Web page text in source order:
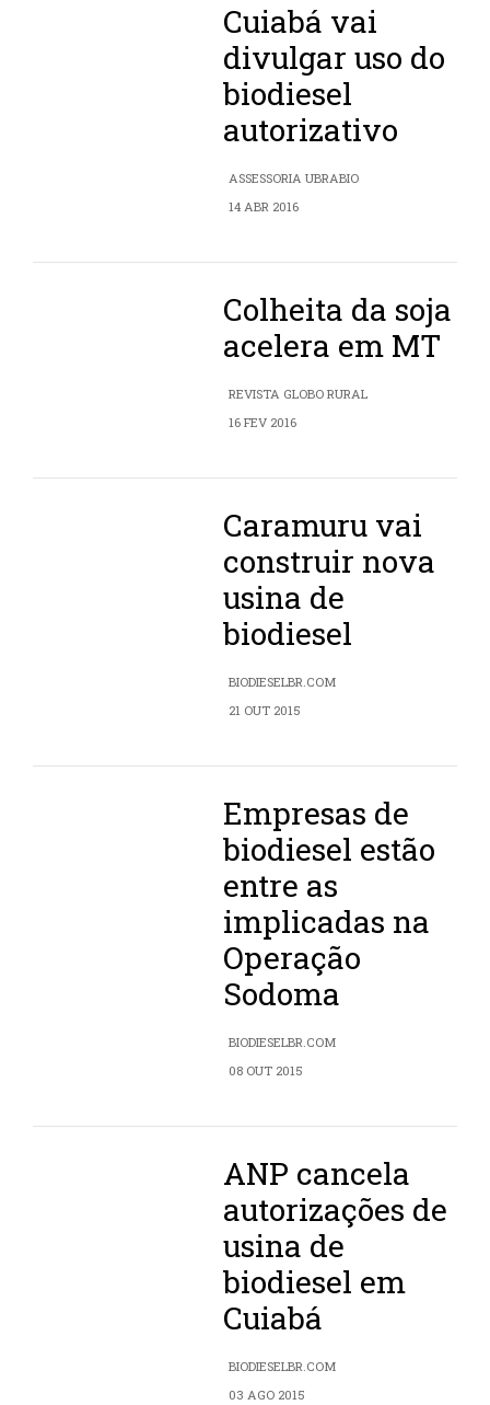
Cuiabá vai
divulgar uso do
biodiesel
autorizativo
ASSESSORIA UBRABIO
14 ABR 2016
Colheita da soja
acelera em MT
REVISTA GLOBO RURAL
16 FEV 2016
Caramuru vai
construir nova
usina de
biodiesel
BIODIESELBR.COM
21 OUT 2015
Empresas de
biodiesel estão
entre as
implicadas na
Operação
Sodoma
BIODIESELBR.COM
08 OUT 2015
ANP cancela
autorizações de
usina de
biodiesel em
Cuiabá
BIODIESELBR.COM
03 AGO 2015